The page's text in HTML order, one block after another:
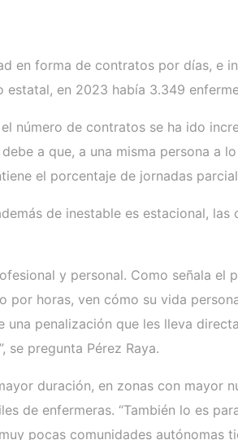
en forma de contratos por días, e
en 2023 había 3.349
número de contratos se ha ido
a que, a una misma persona a
el porcentaje de jornadas
de inestable es estacional,
y personal. Como señala el
horas, ven cómo su vida
penalización que les lleva
se pregunta Pérez Raya.
duración, en zonas con mayor
de enfermeras. “También lo es
pocas comunidades autónomas